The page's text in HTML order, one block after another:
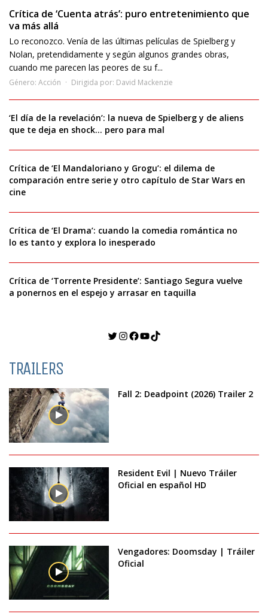
Crítica de ‘Cuenta atrás’: puro entretenimiento que
va más allá
Lo reconozco. Venía de las últimas películas de Spielberg y
Nolan, pretendidamente y según algunos grandes obras,
cuando me parecen las peores de su f...
Género: Acción Dirigida por: David Mackenzie
‘El día de la revelación’: la nueva de Spielberg y de aliens
que te deja en shock… pero para mal
Crítica de ‘El Mandaloriano y Grogu’: el dilema de
comparación entre serie y otro capítulo de Star Wars en
cine
Crítica de ‘El Drama’: cuando la comedia romántica no
lo es tanto y explora lo inesperado
Crítica de ‘Torrente Presidente’: Santiago Segura vuelve
a ponernos en el espejo y arrasar en taquilla
Twitter
Instagram
Facebook
YouTube
TikTok
TRAILERS
Fall 2: Deadpoint (2026) Trailer 2
Resident Evil | Nuevo Tráiler
Oficial en español HD
Vengadores: Doomsday | Tráiler
Oficial